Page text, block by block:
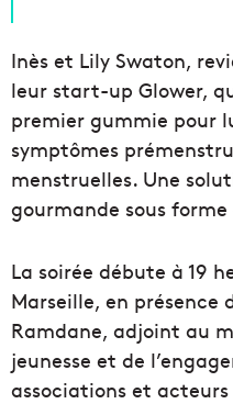
Inès et Lily Swaton,
leur start-up Glower,
premier gummie pour
symptômes
menstruelles. Une
gourmande sous
La soirée débute à 19
Marseille, en présence
Ramdane, adjoint au
jeunesse et de
associations et